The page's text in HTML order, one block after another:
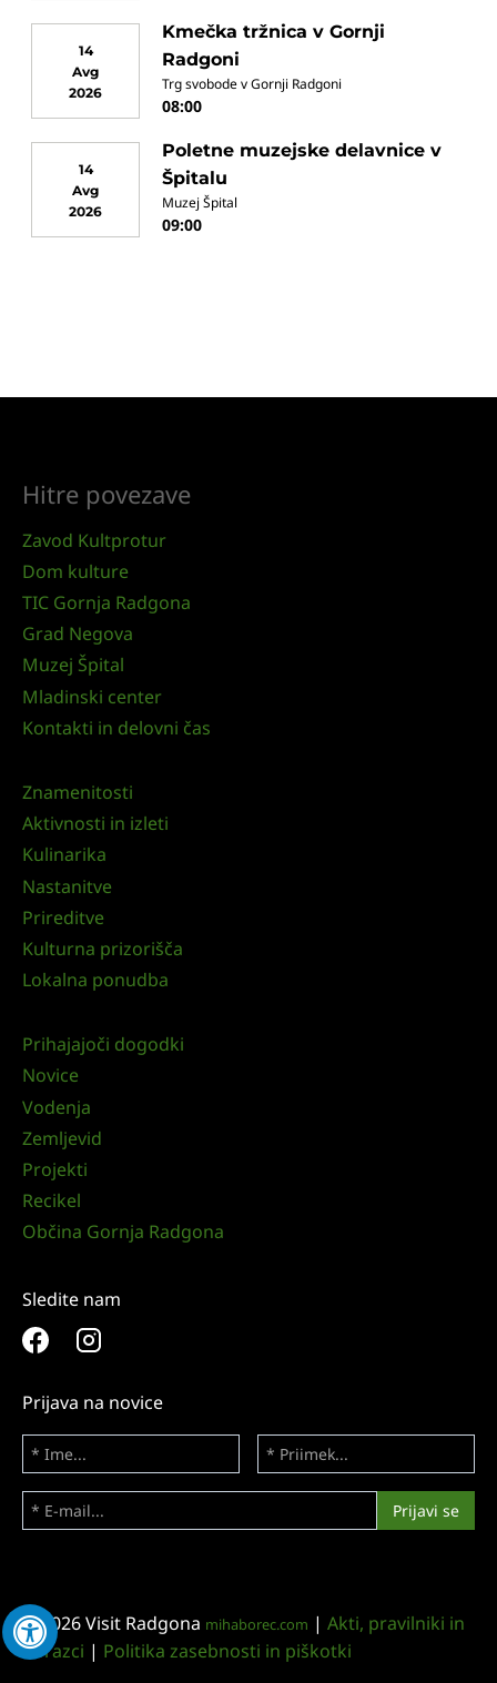
14
Avg
2026
Kmečka tržnica v Gornji
Radgoni
Trg svobode v Gornji Radgoni
08:00
14
Avg
2026
Poletne muzejske delavnice v
Špitalu
Muzej Špital
09:00
Hitre povezave
Zavod Kultprotur
Dom kulture
TIC Gornja Radgona
Grad Negova
Muzej Špital
Mladinski center
Kontakti in delovni čas
Znamenitosti
Aktivnosti in izleti
Kulinarika
Nastanitve
Prireditve
Kulturna prizorišča
Lokalna ponudba
Prihajajoči dogodki
Novice
Vodenja
Zemljevid
Projekti
Recikel
Občina Gornja Radgona
Sledite nam
Prijava na novice
© 2026 Visit Radgona mihaborec.com | Akti, pravilniki in
obrazci | Politika zasebnosti in piškotki